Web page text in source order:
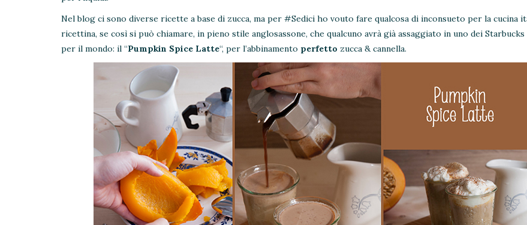
Nel blog ci sono diverse ricette a base di zucca, ma per #Sedici ho vouto fare qualcosa di inconsueto per la cucina
ricettina, se così si può chiamare, in pieno stile anglosassone, che qualcuno avrà già assaggiato in uno dei
per il mondo: il “Pumpkin Spice Latte“, per l’abbinamento perfetto zucca & cannella.